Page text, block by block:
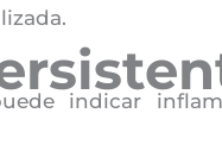
indicar